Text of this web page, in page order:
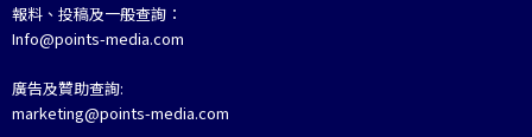
報料、投稿及一般查詢：
Info@points-media.com
廣告及贊助查詢:
marketing@points-media.com